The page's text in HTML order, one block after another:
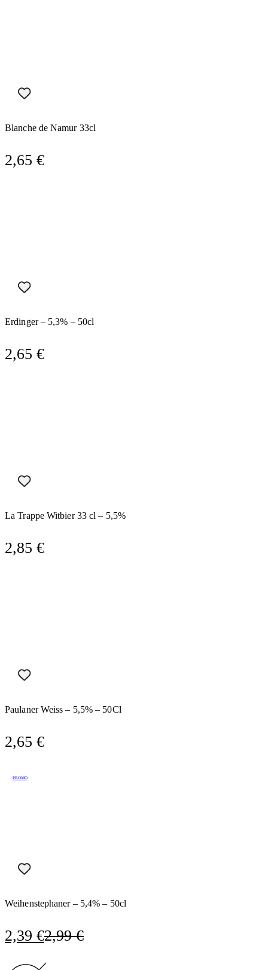
Blanche de Namur 33cl
2,65 €
Erdinger – 5,3% – 50cl
2,65 €
La Trappe Witbier 33 cl – 5,5%
2,85 €
Paulaner Weiss – 5,5% – 50Cl
2,65 €
PROMO
Weihenstephaner – 5,4% – 50cl
2,99€
O
original
2,39 €
O
atual